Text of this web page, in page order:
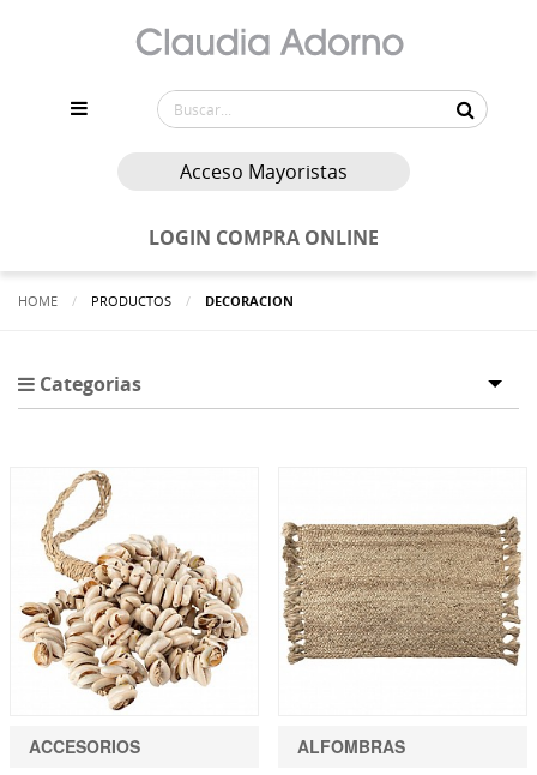
Acceso Mayoristas
LOGIN COMPRA ONLINE
HOME PRODUCTOS ACTUALMENTE:
DECORACION
Categorias
ACCESORIOS ALFOMBRAS